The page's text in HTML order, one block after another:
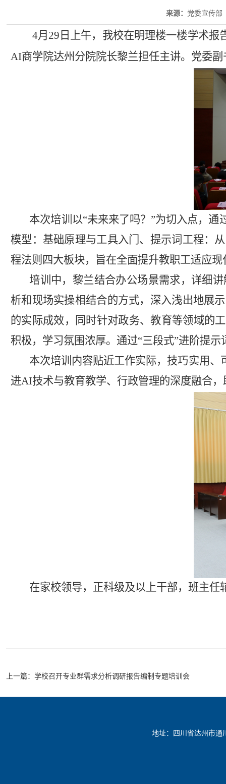
来源： 党委宣传部
4月29日上午，我校在明理楼一楼学术
AI商学院达州分院院长黎兰担任主讲。党委
本次培训以“未来来了吗？”为切入点，通
模型 ： 基础原理与工具入门、提示词工程：
程法则 四大板块，旨在全面提升教职工适应
培训中， 黎兰结合办公场景需求，详细
析和现场实操相结合的方式，深入浅出地展
的实际成效，同时针对政务、教育等领域的
积极，学习氛围浓厚。通过“三段式”进阶提
本次培训内容贴近工作实际，技巧实用
进AI技术与教育教学、行政管理的深度融合
在家校领导，正科级及以上干部，班主
上一篇： 学校召开专业群需求分析调研报告编制专题培训会
地址：四川省达州市通